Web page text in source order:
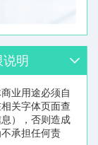
明
业用途必须自
关字体页面查
），否则造成
承担任何责